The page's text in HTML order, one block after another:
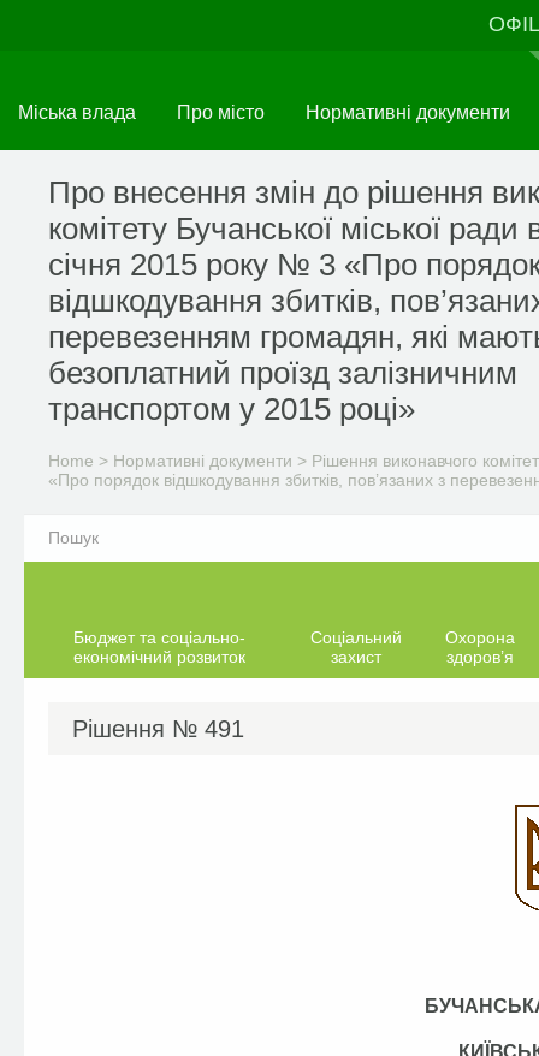
Міська влада Про місто Нормативні документи
Про внесення змін до рішення
комітету Бучанської міської ради
січня 2015 року № 3 «Про
відшкодування збитків,
перевезенням громадян, які
безоплатний проїзд залізничним
транспортом у 2015 році»
Home > Нормативні документи > Рішення виконавчого
«Про порядок відшкодування збитків, пов’язаних з
Бюджет та соціально-
економічний розвиток
Соціальний
захист
Охорона
здоров’я
Рішення № 491